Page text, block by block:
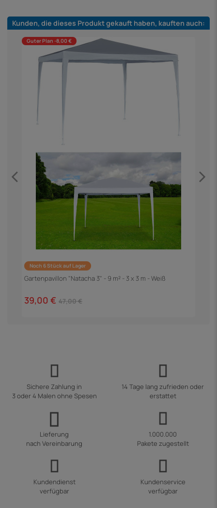
Kunden, die dieses Produkt gekauft haben, kauften auch:
Guter Plan -8,00 €
Noch 6 Stück auf Lager
Gartenpavillon "Natacha 3" - 9 m² - 3 x 3 m - Weiß
39,00 € 47,00 €
Sichere Zahlung in
3 oder 4 Malen ohne Spesen
14 Tage lang zufrieden oder
erstattet
Lieferung
nach Vereinbarung
1.000.000
Pakete zugestellt
Kundendienst
verfügbar
Kundenservice
verfügbar